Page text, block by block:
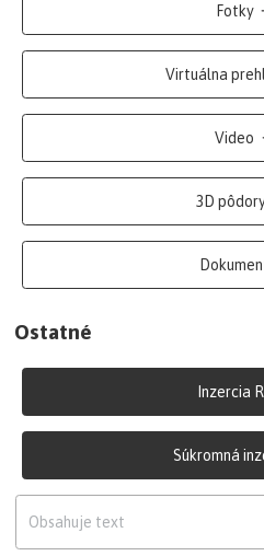
Fotky
Virtuálna
Video
3D
Ostatné
Inzercia
Súkromná